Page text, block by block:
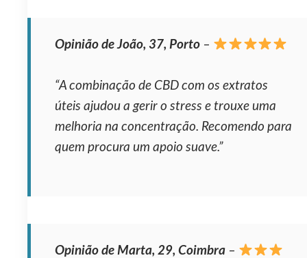
Opinião de João, 37, Porto –
“A combinação de CBD com os extratos
úteis ajudou a gerir o stress e trouxe uma
melhoria na concentração. Recomendo para
quem procura um apoio suave.”
Opinião de Marta, 29, Coimbra –